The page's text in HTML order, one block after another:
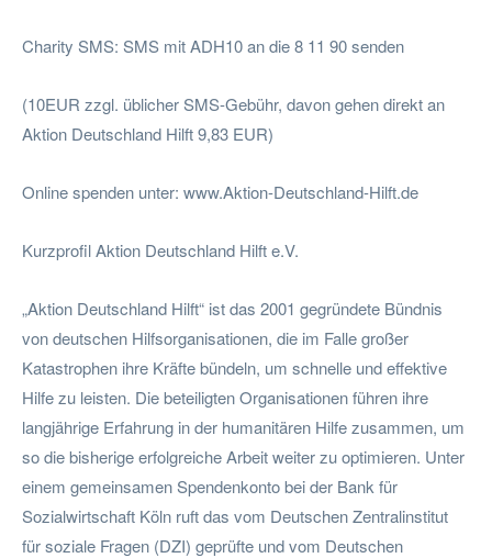
Charity SMS: SMS mit ADH10 an die 8 11 90 senden
(10EUR zzgl. üblicher SMS-Gebühr, davon gehen direkt an
Aktion Deutschland Hilft 9,83 EUR)
Online spenden unter: www.Aktion-Deutschland-Hilft.de
Kurzprofil Aktion Deutschland Hilft e.V.
„Aktion Deutschland Hilft“ ist das 2001 gegründete Bündnis
von deutschen Hilfsorganisationen, die im Falle großer
Katastrophen ihre Kräfte bündeln, um schnelle und effektive
Hilfe zu leisten. Die beteiligten Organisationen führen ihre
langjährige Erfahrung in der humanitären Hilfe zusammen, um
so die bisherige erfolgreiche Arbeit weiter zu optimieren. Unter
einem gemeinsamen Spendenkonto bei der Bank für
Sozialwirtschaft Köln ruft das vom Deutschen Zentralinstitut
für soziale Fragen (DZI) geprüfte und vom Deutschen